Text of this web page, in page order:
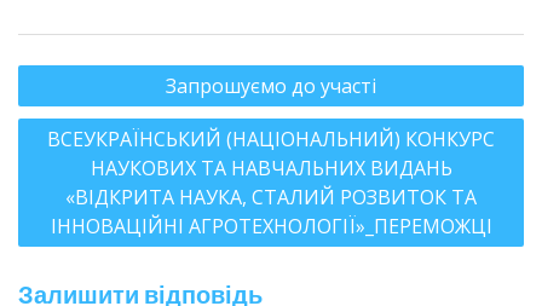
Запрошуємо до участі
ВСЕУКРАЇНСЬКИЙ (НАЦІОНАЛЬНИЙ) КОНКУРС
НАУКОВИХ ТА НАВЧАЛЬНИХ ВИДАНЬ
«ВІДКРИТА НАУКА, СТАЛИЙ РОЗВИТОК ТА
ІННОВАЦІЙНІ АГРОТЕХНОЛОГІЇ»_ПЕРЕМОЖЦІ
Залишити відповідь